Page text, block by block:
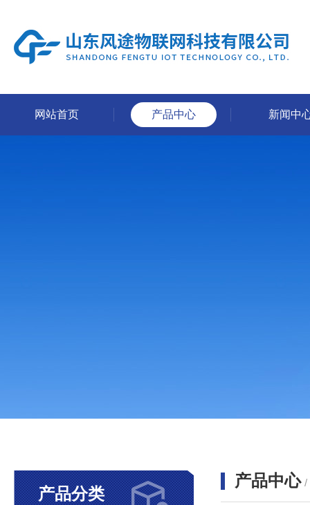
网站首页 产品中心 新闻中
产品分类
产品中心 /